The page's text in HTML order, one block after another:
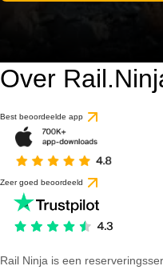
Over
Best beoordeelde app
Zeer goed beoordeeld
Rail Ninja is een